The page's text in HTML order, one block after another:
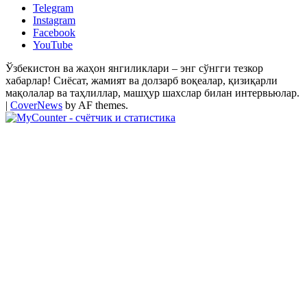
Telegram
Instagram
Facebook
YouTube
Ўзбекистон ва жаҳон янгиликлари – энг сўнгги тезкор
хабарлар! Сиёсат, жамият ва долзарб воқеалар, қизиқарли
мақолалар ва таҳлиллар, машҳур шахслар билан интервьюлар.
| CoverNews by AF themes.